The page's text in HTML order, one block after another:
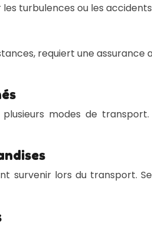
turbulences ou les
requiert une
modes de
survenir lors du transport.